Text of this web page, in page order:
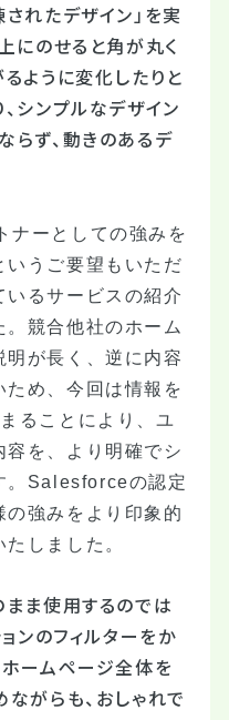
れたデザイン」を実
にのせると角が丸く
ように変化したりと
シンプルなデザイン
らず、動きのあるデ
ナーとしての強みを
いうご要望もいただ
るサービスの紹介
競合他社のホーム
が長く、逆に内容
め、今回は情報を
ることにより、ユ
を、より明確でシ
。Salesforceの認定
強みをより印象的
しました。
まま使用するのでは
ョンのフィルターをか
ホームページ全体を
がらも、おしゃれで